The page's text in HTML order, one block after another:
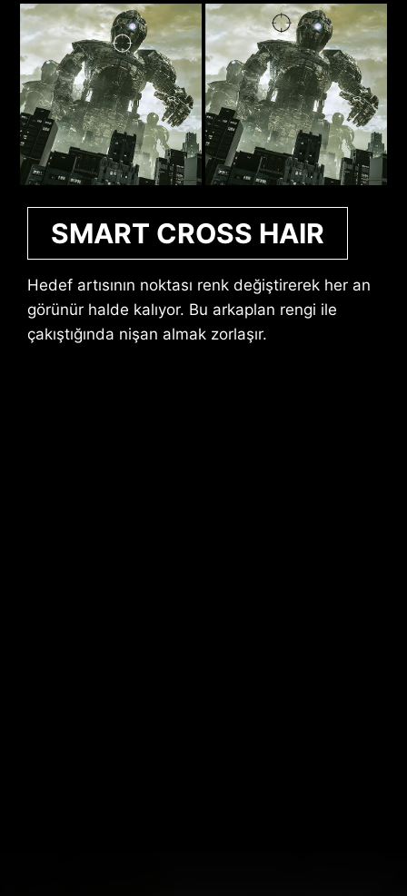
SMART CROSS HAIR
Hedef artısının noktası renk değiştirerek her an
görünür halde kalıyor. Bu arkaplan rengi ile
çakıştığında nişan almak zorlaşır.